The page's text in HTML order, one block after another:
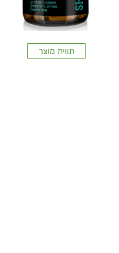
תווית מוצר